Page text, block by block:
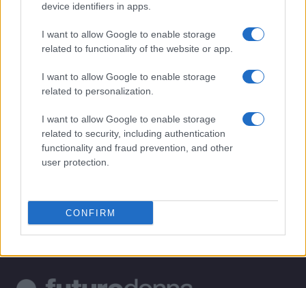
device identifiers in apps.
I want to allow Google to enable storage
related to functionality of the website or app.
I want to allow Google to enable storage
related to personalization.
I want to allow Google to enable storage
related to security, including authentication
functionality and fraud prevention, and other
user protection.
CONFIRM
Adolescenza e dopamina: come proteggere lo
Manie di persecuzione: cause, sintomi e strategie di
Cover iconiche e cultura teen: psicologia, esempi e
Soldi ed emozioni: il libro che svela i segreti della
finanza comportamentale
Morciano di Leuca ospita la terza edizione di